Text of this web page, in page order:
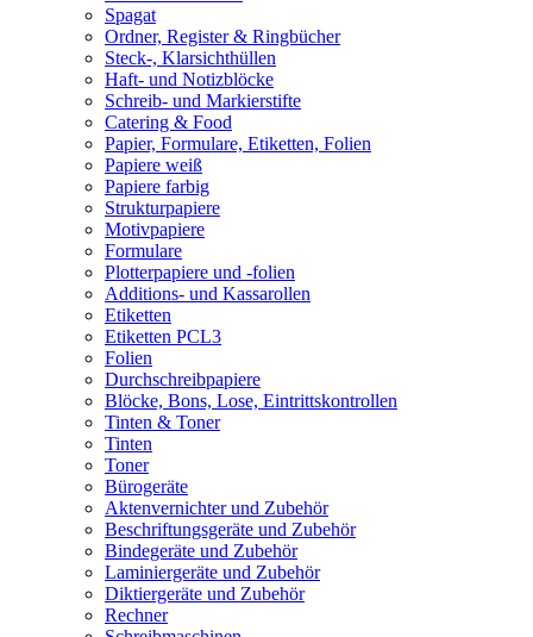
Spagat
Ordner, Register & Ringbücher
Steck-, Klarsichthüllen
Haft- und Notizblöcke
Schreib- und Markierstifte
Catering & Food
Papier, Formulare, Etiketten, Folien
Papiere weiß
Papiere farbig
Strukturpapiere
Motivpapiere
Formulare
Plotterpapiere und -folien
Additions- und Kassarollen
Etiketten
Etiketten PCL3
Folien
Durchschreibpapiere
Blöcke, Bons, Lose, Eintrittskontrollen
Tinten & Toner
Tinten
Toner
Bürogeräte
Aktenvernichter und Zubehör
Beschriftungsgeräte und Zubehör
Bindegeräte und Zubehör
Laminiergeräte und Zubehör
Diktiergeräte und Zubehör
Rechner